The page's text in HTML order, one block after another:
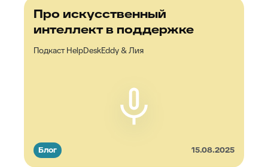
Про искусственный
интеллект в поддержке
Подкаст HelpDeskEddy & Лия
Блог 15.08.2025